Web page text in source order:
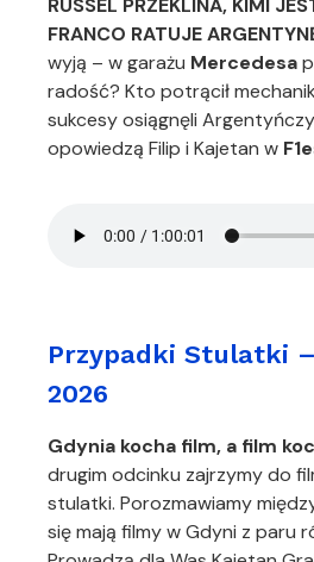
RUSSEL PRZEKLINA, KIMI
FRANCO RATUJE
wyją – w garażu Mercedesa
radość? Kto potrącił
sukcesy osiągnęli
opowiedzą Filip i Kajetan w
Przypadki Stulatki
2026
Gdynia kocha film, a film
drugim odcinku zajrzymy do
stulatki. Porozmawiamy
się mają filmy w Gdyni z paru